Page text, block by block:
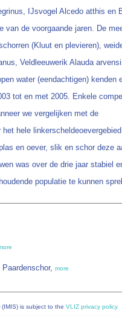
IJsvogel Alcedo atthis en
van de voorgaande jaren. De
(Kluut en plevieren),
Veldleeuwerik Alauda
water (eendachtigen) kenden
tot en met 2005. Enkele
we vergelijken met de
hele
en oever, slik en schor deze
was over de drie jaar stabiel
populatie te kunnen
more
(IMIS) is subject to the VLIZ privacy policy